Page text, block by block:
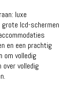
luxe
lcd-schermen
en een prachtig
om volledig
volledig